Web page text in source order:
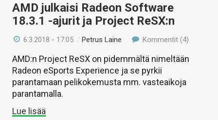
AMD julkaisi Radeon Software
18.3.1 -ajurit ja Project ReSX:n
6.3.2018 - 17:05 /Petrus Laine Kommentit (4)
AMD:n Project ReSX on pidemmältä nimeltään
Radeon eSports Experience ja se pyrkii
parantamaan pelikokemusta mm. vasteaikoja
parantamalla.
Lue lisää